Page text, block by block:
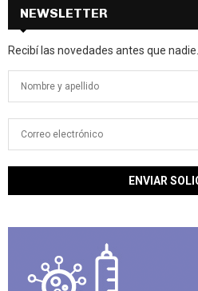
NEWSLETTER
Recibí las novedades antes que nadie...